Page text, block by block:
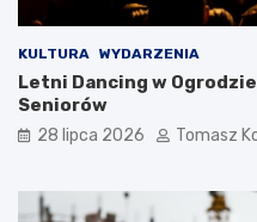
KULTURA WYDARZENIA
Letni Dancing w
Seniorów
28 lipca 2026 Tomasz